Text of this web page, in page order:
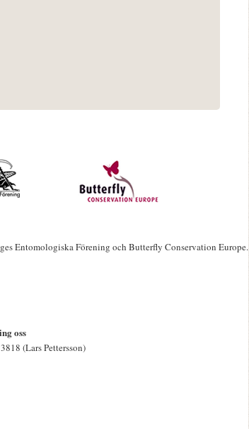
Entomologiska Förening och Butterfly Conservation Europe.
oss
(Lars Pettersson)